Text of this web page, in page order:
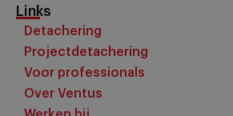
Links
Detachering
Projectdetachering
Voor professionals
Over Ventus